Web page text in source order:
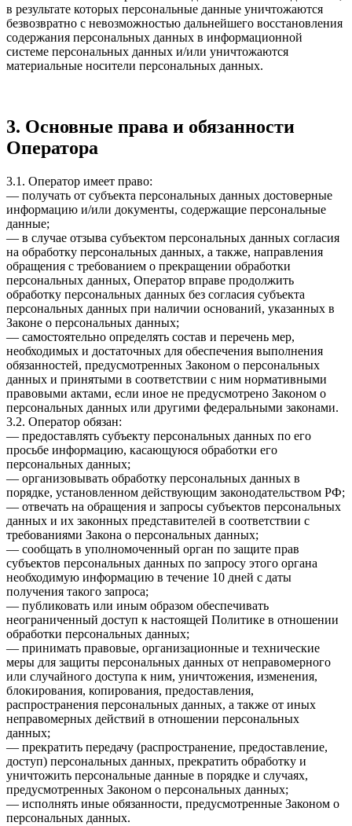
в результате которых персональные данные уничтожаются
безвозвратно с невозможностью дальнейшего восстановления
содержания персональных данных в информационной
системе персональных данных и/или уничтожаются
материальные носители персональных данных.
3. Основные права и обязанности
Оператора
3.1. Оператор имеет право:
— получать от субъекта персональных данных достоверные
информацию и/или документы, содержащие персональные
данные;
— в случае отзыва субъектом персональных данных согласия
на обработку персональных данных, а также, направления
обращения с требованием о прекращении обработки
персональных данных, Оператор вправе продолжить
обработку персональных данных без согласия субъекта
персональных данных при наличии оснований, указанных в
Законе о персональных данных;
— самостоятельно определять состав и перечень мер,
необходимых и достаточных для обеспечения выполнения
обязанностей, предусмотренных Законом о персональных
данных и принятыми в соответствии с ним нормативными
правовыми актами, если иное не предусмотрено Законом о
персональных данных или другими федеральными законами.
3.2. Оператор обязан:
— предоставлять субъекту персональных данных по его
просьбе информацию, касающуюся обработки его
персональных данных;
— организовывать обработку персональных данных в
порядке, установленном действующим законодательством РФ;
— отвечать на обращения и запросы субъектов персональных
данных и их законных представителей в соответствии с
требованиями Закона о персональных данных;
— сообщать в уполномоченный орган по защите прав
субъектов персональных данных по запросу этого органа
необходимую информацию в течение 10 дней с даты
получения такого запроса;
— публиковать или иным образом обеспечивать
неограниченный доступ к настоящей Политике в отношении
обработки персональных данных;
— принимать правовые, организационные и технические
меры для защиты персональных данных от неправомерного
или случайного доступа к ним, уничтожения, изменения,
блокирования, копирования, предоставления,
распространения персональных данных, а также от иных
неправомерных действий в отношении персональных
данных;
— прекратить передачу (распространение, предоставление,
доступ) персональных данных, прекратить обработку и
уничтожить персональные данные в порядке и случаях,
предусмотренных Законом о персональных данных;
— исполнять иные обязанности, предусмотренные Законом о
персональных данных.